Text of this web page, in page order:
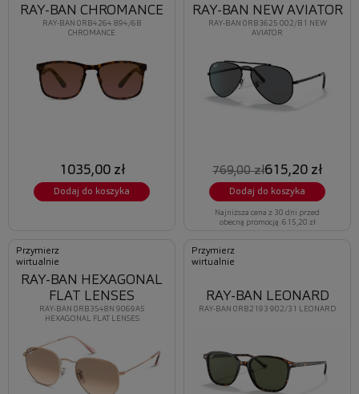
RAY-BAN 0RB4264 894/6B
CHROMANCE
RAY-BAN CHROMANCE
1035,00 zł
Dodaj do koszyka
RAY-BAN 0RB3625 002/B1 NEW
AVIATOR
RAY-BAN NEW AVIATOR
769,00 zł615,20 zł
Dodaj do koszyka
Najniższa cena z 30 dni przed
obecną promocją: 615,20 zł
Przymierz
wirtualnie
RAY-BAN 0RB3548N 9069A5
HEXAGONAL FLAT LENSES
RAY-BAN HEXAGONAL
FLAT LENSES
Przymierz
wirtualnie
RAY-BAN 0RB2193 902/31 LEONARD
RAY-BAN LEONARD